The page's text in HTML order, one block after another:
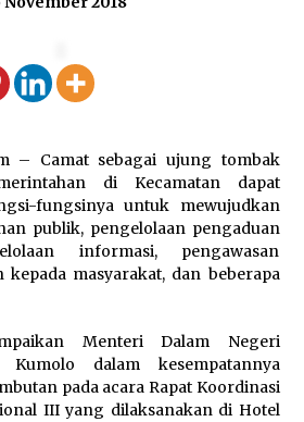
Tantangan Dunia Kerja
Lomba 17 Agustus RSUD
Semarakkan HUT RI
Nuansa Kebersamaan
Agustus 2026
Limbah Galon Bekas,
Banjar Tanam 200 Pohon
Dukung Program Ketahanan
– Camat sebagai ujung tombak
di Kecamatan dapat
fungsinya untuk mewujudkan
publik, pengelolaan pengaduan
informasi, pengawasan
masyarakat, dan beberapa
Menteri Dalam Negeri
dalam kesempatannya
pada acara Rapat Koordinasi
III yang dilaksanakan di Hotel